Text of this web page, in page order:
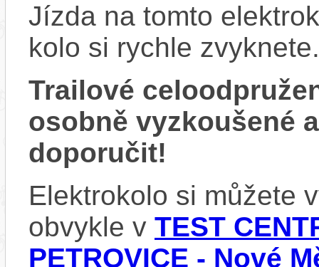
Jízda na tomto
kolo si rychle zvyknete.
Trailové
osobně vyzkoušené
doporučit!
Elektrokolo si můžete
obvykle v TEST
PETROVICE - Nové